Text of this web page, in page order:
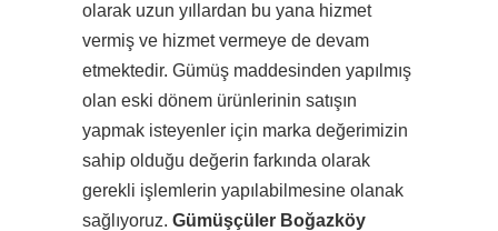
olarak uzun yıllardan bu yana hizmet
vermiş ve hizmet vermeye de devam
etmektedir. Gümüş maddesinden yapılmış
olan eski dönem ürünlerinin satışın
yapmak isteyenler için marka değerimizin
sahip olduğu değerin farkında olarak
gerekli işlemlerin yapılabilmesine olanak
sağlıyoruz. Gümüşçüler Boğazköy